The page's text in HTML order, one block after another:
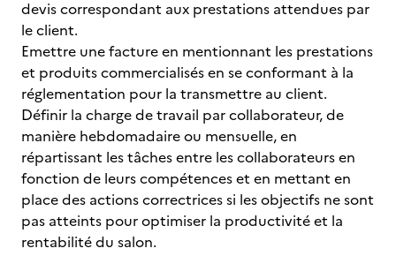
devis correspondant aux prestations attendues par
le client.
Emettre une facture en mentionnant les prestations
et produits commercialisés en se conformant à la
réglementation pour la transmettre au client.
Définir la charge de travail par collaborateur, de
manière hebdomadaire ou mensuelle, en
répartissant les tâches entre les collaborateurs en
fonction de leurs compétences et en mettant en
place des actions correctrices si les objectifs ne sont
pas atteints pour optimiser la productivité et la
rentabilité du salon.